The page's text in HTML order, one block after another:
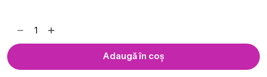
Alune
Royal
Adaugă în coș